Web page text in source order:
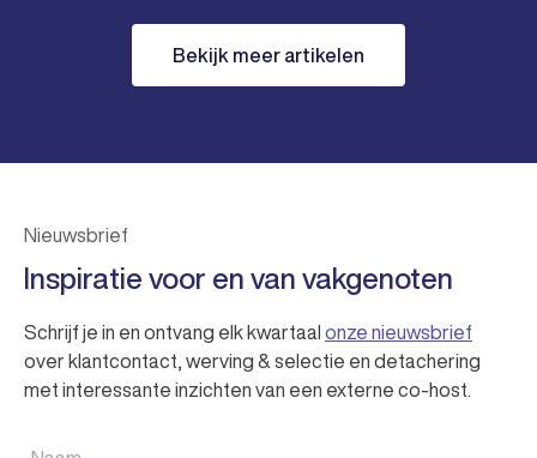
Bekijk meer artikelen
Nieuwsbrief
Inspiratie voor en van vakgenoten
Schrijf je in en ontvang elk kwartaal onze nieuwsbrief
over klantcontact, werving & selectie en detachering
met interessante inzichten van een externe co-host.